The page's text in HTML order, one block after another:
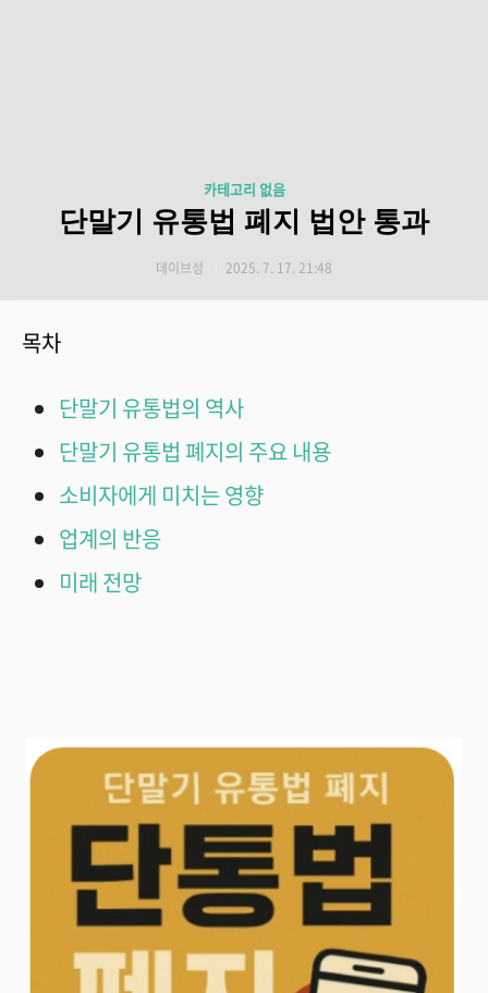
카테고리 없음
단말기 유통법 폐지 법안 통과
데이브성 2025. 7. 17. 21:48
목차
단말기 유통법의 역사
단말기 유통법 폐지의 주요 내용
소비자에게 미치는 영향
업계의 반응
미래 전망